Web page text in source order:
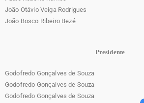
João Otávio Veiga Rodrigues
João Bosco Ribeiro Bezé
Presidente
Godofredo Gonçalves de Souza
Godofredo Gonçalves de Souza
Godofredo Gonçalves de Souza